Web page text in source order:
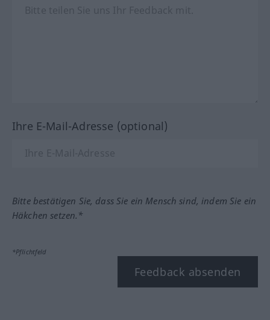
Ihre E-Mail-Adresse (optional)
Bitte bestätigen Sie, dass Sie ein Mensch sind, indem Sie ein
Häkchen setzen.*
*Pflichtfeld
Feedback absenden